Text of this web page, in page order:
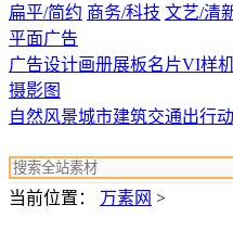
扁平/简约 商务/科技 文艺/清
平面广告
广告设计画册展板名片VI样
摄影图
自然风景城市建筑交通出行
当前位置： 万素网 >